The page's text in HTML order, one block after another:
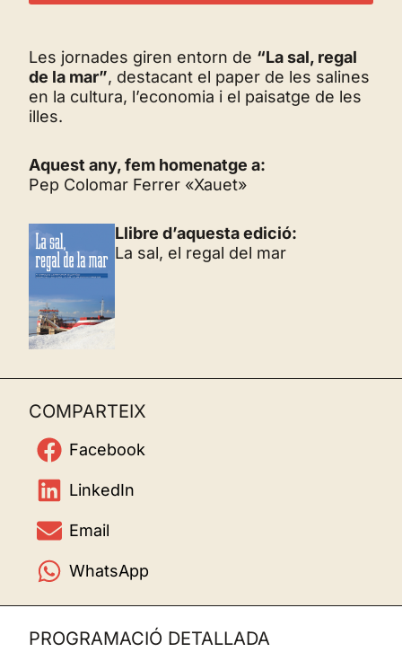
Les jornades giren entorn de “La sal, regal
de la mar”, destacant el paper de les salines
en la cultura, l’economia i el paisatge de les
illes.
Aquest any, fem homenatge a:
Pep Colomar Ferrer «Xauet»
Llibre d’aquesta edició:
La sal, el regal del mar
COMPARTEIX
Facebook
LinkedIn
Email
WhatsApp
PROGRAMACIÓ DETALLADA